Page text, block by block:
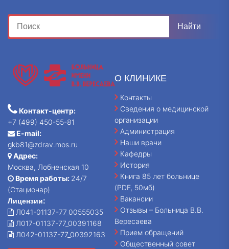
Контакт-центр:
+7 (499) 450-55-81
E-mail:
gkb81@zdrav.mos.ru
Адрес:
Москва, Лобненская 10
Время работы: 24/7
(Стационар)
Лицензии:
Л041-01137-77_00555035
Л017-01137-77_00391168
Л042-01137-77_00392163
О КЛИНИКЕ
Контакты
Сведения о медицинской
организации
Администрация
Наши врачи
Кафедры
История
Книга 85 лет больнице
(PDF, 50мб)
Вакансии
Отзывы – Больница В.В.
Вересаева
Прием обращений
Общественный совет